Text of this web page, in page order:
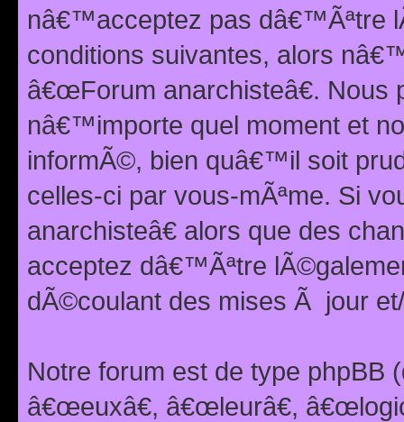
nâ€™acceptez pas dâ€™Ãªtre
conditions suivantes, alors
â€œForum anarchisteâ€.
nâ€™importe quel moment et
informÃ©, bien quâ€™il soit
celles-ci par vous-mÃªme. Si
anarchisteâ€ alors que des
acceptez dâ€™Ãªtre
dÃ©coulant des mises Ã jour
Notre forum est de type phpBB
â€œeuxâ€, â€œleurâ€,